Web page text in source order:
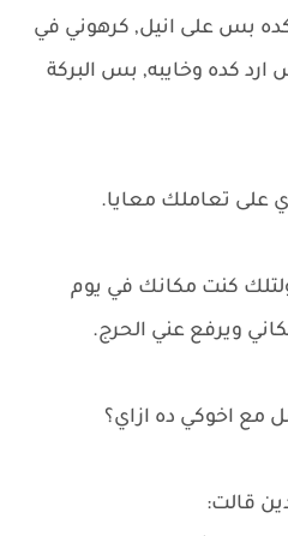
بس على انيل, كرهوني في
كده وخايبه, بس البركة
على تعاملك معايا.
كنت مكانك في يوم
ويرفع عني الحرج.
مع اخوكي ده ازاي؟
قالت: